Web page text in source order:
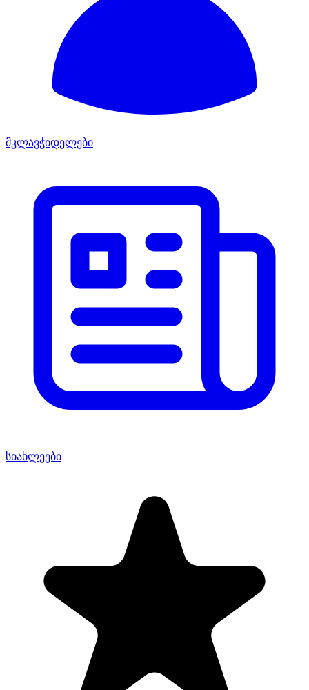
მკლავჭიდელები
სიახლეები